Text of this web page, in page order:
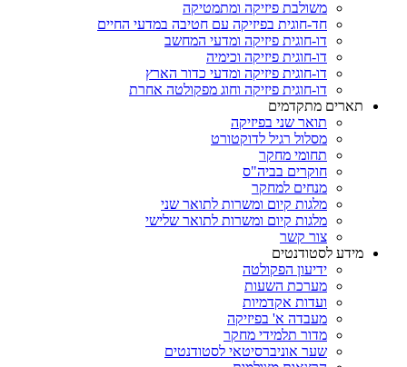
משולבת פיזיקה ומתמטיקה
חד-חוגית בפיזיקה עם חטיבה במדעי החיים
דו-חוגית פיזיקה ומדעי המחשב
דו-חוגית פיזיקה וכימיה
דו-חוגית פיזיקה ומדעי כדור הארץ
דו-חוגית פיזיקה וחוג מפקולטה אחרת
תארים מתקדמים
תואר שני בפיזיקה
מסלול רגיל לדוקטורט
תחומי מחקר
חוקרים בביה"ס
מנחים למחקר
מלגות קיום ומשרות לתואר שני
מלגות קיום ומשרות לתואר שלישי
צור קשר
מידע לסטודנטים
ידיעון הפקולטה
מערכת השעות
ועדות אקדמיות
מעבדה א' בפיזיקה
מדור תלמידי מחקר
שער אוניברסיטאי לסטודנטים